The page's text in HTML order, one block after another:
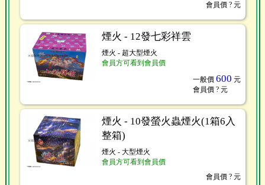
會員價? 元
煙火 - 12發七彩祥雲
煙火 - 超大型煙火
會員方可看到會員價
一般價 600 元
會員價? 元
煙火 - 10發螢火蟲煙火(1箱6入
整箱)
煙火 - 大型煙火
會員方可看到會員價
會員價? 元